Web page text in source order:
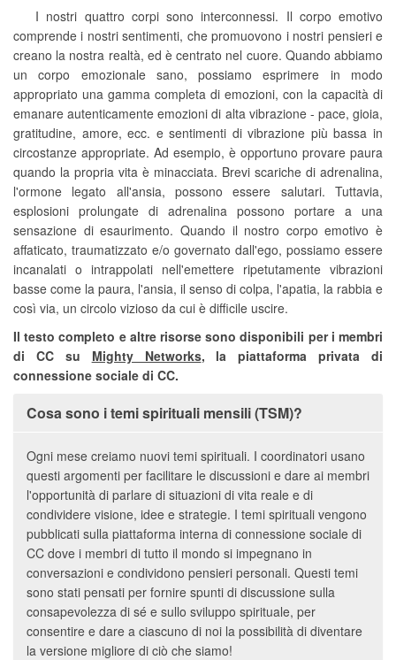
I nostri quattro corpi sono interconnessi. Il corpo emotivo
comprende i nostri sentimenti, che promuovono i nostri pensieri e
creano la nostra realtà, ed è centrato nel cuore. Quando abbiamo
un corpo emozionale sano, possiamo esprimere in modo
appropriato una gamma completa di emozioni, con la capacità di
emanare autenticamente emozioni di alta vibrazione - pace, gioia,
gratitudine, amore, ecc. e sentimenti di vibrazione più bassa in
circostanze appropriate. Ad esempio, è opportuno provare paura
quando la propria vita è minacciata. Brevi scariche di adrenalina,
l'ormone legato all'ansia, possono essere salutari. Tuttavia,
esplosioni prolungate di adrenalina possono portare a una
sensazione di esaurimento. Quando il nostro corpo emotivo è
affaticato, traumatizzato e/o governato dall'ego, possiamo essere
incanalati o intrappolati nell'emettere ripetutamente vibrazioni
basse come la paura, l'ansia, il senso di colpa, l'apatia, la rabbia e
così via, un circolo vizioso da cui è difficile uscire.
Il testo completo e altre risorse sono disponibili per i membri
di CC su Mighty Networks, la piattaforma privata di
connessione sociale di CC.
Cosa sono i temi spirituali mensili (TSM)?
Ogni mese creiamo nuovi temi spirituali. I coordinatori usano
questi argomenti per facilitare le discussioni e dare ai membri
l'opportunità di parlare di situazioni di vita reale e di
condividere visione, idee e strategie. I temi spirituali vengono
pubblicati sulla piattaforma interna di connessione sociale di
CC dove i membri di tutto il mondo si impegnano in
conversazioni e condividono pensieri personali. Questi temi
sono stati pensati per fornire spunti di discussione sulla
consapevolezza di sé e sullo sviluppo spirituale, per
consentire e dare a ciascuno di noi la possibilità di diventare
la versione migliore di ciò che siamo!